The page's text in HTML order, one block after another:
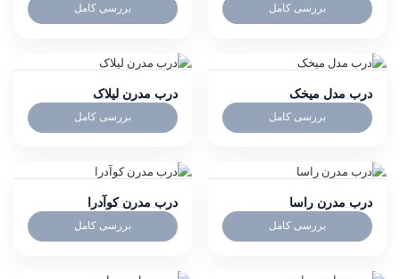
بررسی کامل بررسی کامل
درب مدل میخک
بررسی کامل
درب مدرن لیلاک
بررسی کامل
درب مدرن راسا
بررسی کامل
درب مدرن کوآدرا
بررسی کامل